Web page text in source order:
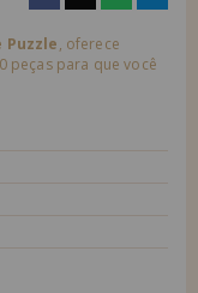
nossos produtos no
distribuição.
Puzzle, oferece
peças para que você